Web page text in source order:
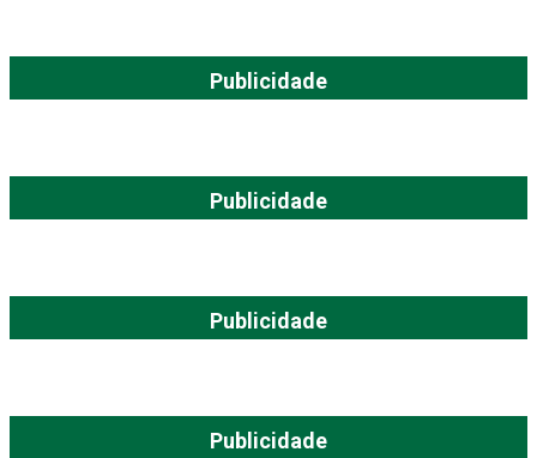
Publicidade
Publicidade
Publicidade
Publicidade